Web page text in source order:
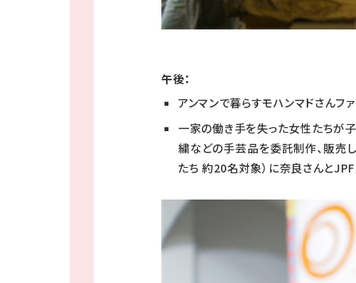
午後：
アンマンで暮らすモハンマドさんフ
一家の働き手を失った女性たちが
繍などの手芸品を委託制作、販売
たち 約20名対象）に奈良さんと